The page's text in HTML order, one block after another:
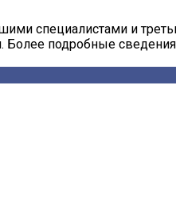
специалистами и
Более подробные